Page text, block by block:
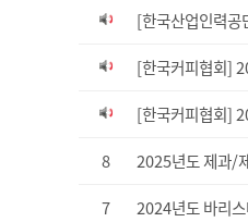
[한국산업인력
[한국커피협회]
[한국커피협회]
8
2025년도 제과/
7
2024년도 바리